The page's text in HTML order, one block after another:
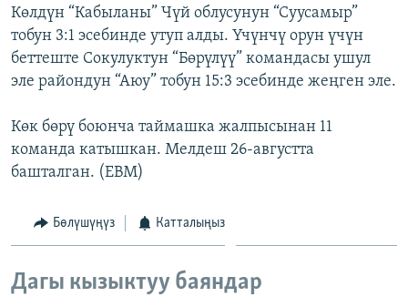
АЗАТТЫК+
ЫҢГАЙСЫЗ СУРООЛОР
Көлдүн “Кабыланы” Чүй облусунун “Суусамыр”
тобун 3:1 эсебинде утуп алды. Үчүнчү орун үчүн
беттеште Сокулуктун “Бөрүлүү” командасы ушул
эле райондун “Аюу” тобун 15:3 эсебинде жеңген эле.
Көк бөрү боюнча таймашка жалпысынан 11
команда катышкан. Мелдеш 26-августта
башталган. (EBM)
Бөлүшүңүз Катталыңыз
Дагы кызыктуу баяндар